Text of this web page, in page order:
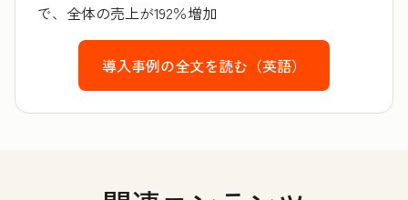
で、全体の売上が192％増加
導入事例の全文を読む（英語）